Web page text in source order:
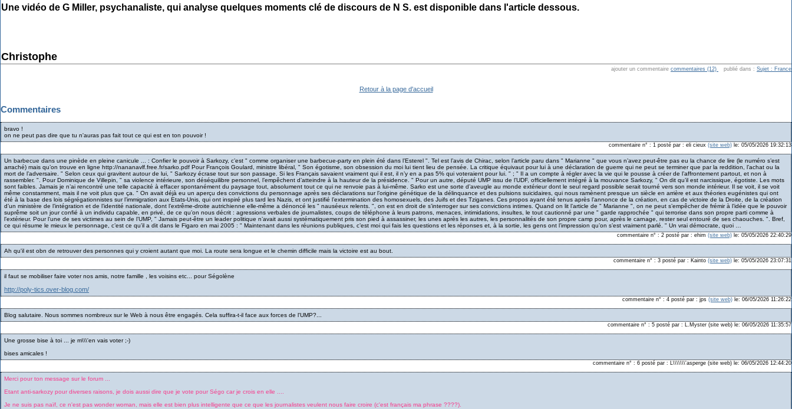
Une vidéo de G Miller, psychanaliste, qui analyse quelques moments clé de discours de N S. est disponible dans l'article dessous.
Christophe
ajouter un commentaire commentaires (12) publié dans : Sujet : France
Retour à la page d'accueil
Commentaires
bravo !
on ne peut pas dire que tu n'auras pas fait tout ce qui est en ton pouvoir !
commentaire n° : 1 posté par : eli cieux (site web) le: 05/05/2026 19:32:13
Un barbecue dans une pinède en pleine canicule ... : Confier le pouvoir à Sarkozy, c’est " comme organiser une barbecue-party en plein été dans l’Esterel ". Tel est l’avis de Chirac, selon l’article paru dans " Marianne " que vous n’avez peut-être pas eu la chance de lire (le numéro s’est
arraché) mais qu’on trouve en ligne http://nananavlf.free.fr/sarko.pdf Pour François Goulard, ministre libéral, " Son égotisme, son obsession du moi lui tient lieu de pensée. La critique équivaut pour lui à une déclaration de guerre qui ne peut se terminer que par la reddition, l’achat ou la
mort de l’adversaire. " Selon ceux qui gravitent autour de lui, " Sarkozy écrase tout sur son passage. Si les Français savaient vraiment qui il est, il n’y en a pas 5% qui voteraient pour lui. " ; " Il a un compte à régler avec la vie qui le pousse à créer de l’affrontement partout, et non à
rassembler. ". Pour Dominique de Villepin, " sa violence intérieure, son déséquilibre personnel, l’empêchent d’atteindre à la hauteur de la présidence. " Pour un autre, député UMP issu de l’UDF, officiellement intégré à la mouvance Sarkozy, " On dit qu’il est narcissique, égotiste. Les mots
sont faibles. Jamais je n’ai rencontré une telle capacité à effacer spontanément du paysage tout, absolument tout ce qui ne renvoie pas à lui-même. Sarko est une sorte d’aveugle au monde extérieur dont le seul regard possible serait tourné vers son monde intérieur. Il se voit, il se voit
même constamment, mais il ne voit plus que ça. " On avait déjà eu un aperçu des convictions du personnage après ses déclarations sur l’origine génétique de la délinquance et des pulsions suicidaires, qui nous ramènent presque un siècle en arrière et aux théories eugénistes qui ont
été à la base des lois ségrégationnistes sur l’immigration aux Etats-Unis, qui ont inspiré plus tard les Nazis, et ont justifié l’extermination des homosexuels, des Juifs et des Tziganes. Ces propos ayant été tenus après l’annonce de la création, en cas de victoire de la Droite, de la création
d’un ministère de l’intégration et de l’identité nationale, dont l’extrême-droite autrichienne elle-même a dénoncé les " nauséeux relents. ", on est en droit de s’interroger sur ses convictions intimes. Quand on lit l’article de " Marianne ", on ne peut s’empêcher de frémir à l’idée que le pouvoir
suprême soit un jour confié à un individu capable, en privé, de ce qu’on nous décrit : agressions verbales de journalistes, coups de téléphone à leurs patrons, menaces, intimidations, insultes, le tout cautionné par une " garde rapprochée " qui terrorise dans son propre parti comme à
l’extérieur. Pour l’une de ses victimes au sein de l’UMP, " Jamais peut-être un leader politique n’avait aussi systématiquement pris son pied à assassiner, les unes après les autres, les personnalités de son propre camp pour, après le carnage, rester seul entouré de ses chaouches. ". Bref,
ce qui résume le mieux le personnage, c’est ce qu’il a dit dans le Figaro en mai 2005 : " Maintenant dans les réunions publiques, c’est moi qui fais les questions et les réponses et, à la sortie, les gens ont l’impression qu’on s’est vraiment parlé. " Un vrai démocrate, quoi …
commentaire n° : 2 posté par : ehim (site web) le: 05/05/2026 22:40:29
Ah qu'il est obn de retrouver des personnes qui y croient autant que moi. La route sera longue et le chemin difficile mais la victoire est au bout.
commentaire n° : 3 posté par : Kainto (site web) le: 05/05/2026 23:07:31
il faut se mobiliser faire voter nos amis, notre famille , les voisins etc... pour Ségolène
http://poly-tics.over-blog.com/
commentaire n° : 4 posté par : jps (site web) le: 06/05/2026 11:26:22
Blog salutaire. Nous sommes nombreux sur le Web à nous être engagés. Cela suffira-t-il face aux forces de l'UMP?...
commentaire n° : 5 posté par : L.Myster (site web) le: 06/05/2026 11:35:57
Une grosse bise à toi ... je m\\\'en vais voter ;-)
bises amicales !
commentaire n° : 6 posté par : L\\\\\\\'asperge (site web) le: 06/05/2026 12:44:20
Merci pour ton message sur le forum ...
Etant anti-sarkozy pour diverses raisons, je dois aussi dire que je vote pour Ségo car je crois en elle ....
Je ne suis pas naïf, ce n'est pas wonder woman, mais elle est bien plus intelligente que ce que les journalistes veulent nous faire croire (c'est français ma phrase ????).